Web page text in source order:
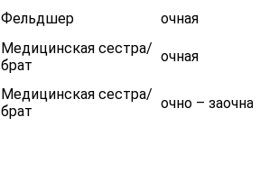
Фельдшер
очная
Медицинская сестра/
брат
очная
Медицинская сестра/
брат
очно – заочная